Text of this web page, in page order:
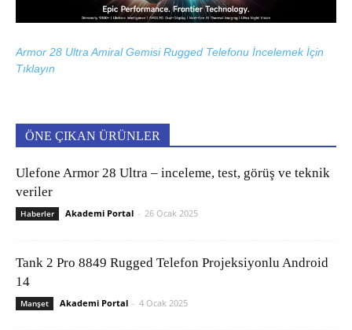
Armor 28 Ultra Amiral Gemisi Rugged Telefonu İncelemek İçin
Tıklayın
ÖNE ÇIKAN ÜRÜNLER
Ulefone Armor 28 Ultra – inceleme, test, görüş ve teknik
veriler
Haberler Akademi Portal - 26 Ocak 2025
Tank 2 Pro 8849 Rugged Telefon Projeksiyonlu Android
14
Manşet Akademi Portal - 4 Ocak 2025